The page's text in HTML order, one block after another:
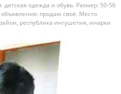
одежда и обувь. Размер: 50-56
продаю своё. Место
республика ингушетия, инарки